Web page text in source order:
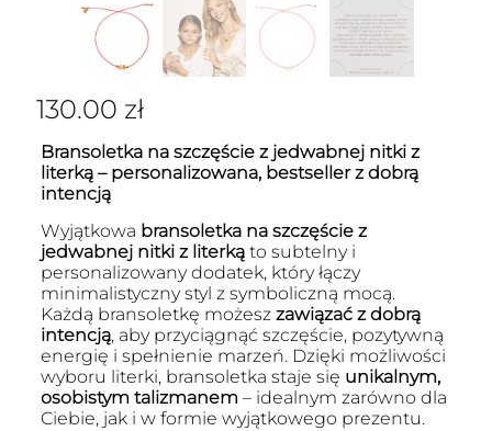
130.00 zł
Bransoletka na szczęście z jedwabnej nitki z
literką – personalizowana, bestseller z dobrą
intencją
Wyjątkowa bransoletka na szczęście z
jedwabnej nitki z literkąto subtelny i
personalizowany dodatek, który łączy
minimalistyczny styl z symboliczną mocą.
Każdą bransoletkę możesz zawiązać z dobrą
intencją, aby przyciągnąć szczęście, pozytywną
energię i spełnienie marzeń. Dzięki możliwości
wyboru literki, bransoletka staje się unikalnym,
osobistym talizmanem – idealnym zarówno dla
Ciebie, jak i w formie wyjątkowego prezentu.